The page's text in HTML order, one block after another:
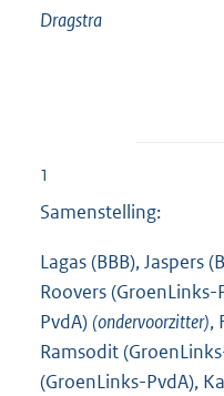
Dragstra
1
Samenstelling:
Lagas (BBB), Jaspers
Roovers
PvdA) (ondervoorzitter),
Ramsodit
(GroenLinks-PvdA),